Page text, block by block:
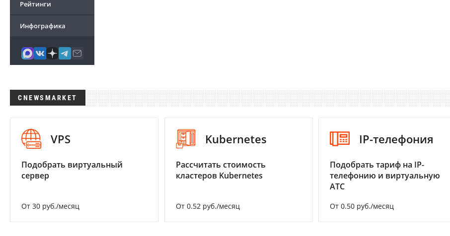
Рейтинги
Инфографика
CNEWSMARKET
VPS
Подобрать виртуальный
сервер
От 30 руб./месяц
Kubernetes
Рассчитать стоимость
кластеров Kubernetes
От 0.52 руб./месяц
IP-телефония
Подобрать тариф на IP-
телефонию и виртуальную
АТС
От 0.50 руб./месяц